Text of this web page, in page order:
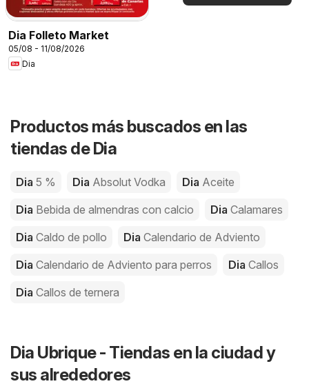
Dia Folleto Market
05/08 - 11/08/2026
Dia
Productos más buscados en las
tiendas de Dia
Dia 5 % Dia Absolut Vodka Dia Aceite
Dia Bebida de almendras con calcio Dia Calamares
Dia Caldo de pollo Dia Calendario de Adviento
Dia Calendario de Adviento para perros Dia Callos
Dia Callos de ternera
Dia Ubrique - Tiendas en la ciudad y
sus alrededores